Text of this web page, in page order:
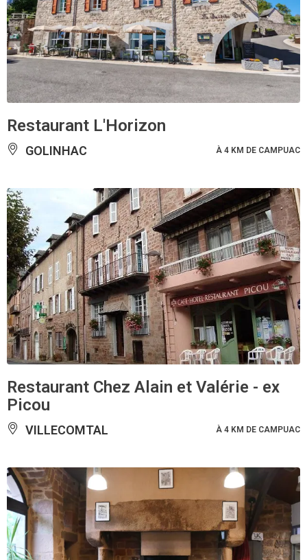
Restaurant L'Horizon
GOLINHAC À 4 KM DE CAMPUAC
Restaurant Chez Alain et Valérie - ex
Picou
VILLECOMTAL À 4 KM DE CAMPUAC